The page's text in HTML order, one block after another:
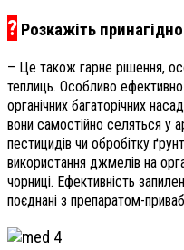
? Розкажіть
– Це також гарне рішення,
теплиць. Особливо
органічних багаторічних
вони самостійно селяться у
пестицидів чи обробітку
використання джмелів на
чорниці. Ефективність
поєднані з препаратом-